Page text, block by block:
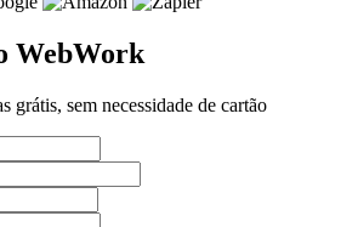
WebWork
grátis, sem necessidade de cartão